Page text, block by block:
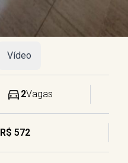
Vídeo
2Vagas
R$ 572